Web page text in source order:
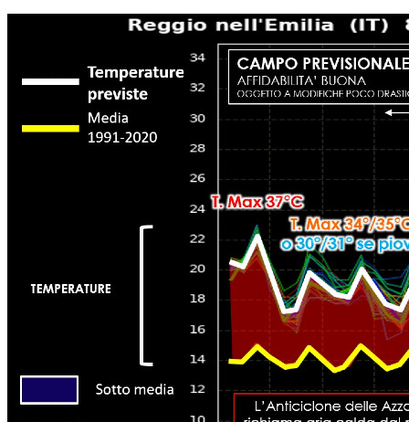
sollecitazione termica. Andiamo dritti al punto analizzando i dati
reali, separando la fase critica a breve termine dalle prime timide